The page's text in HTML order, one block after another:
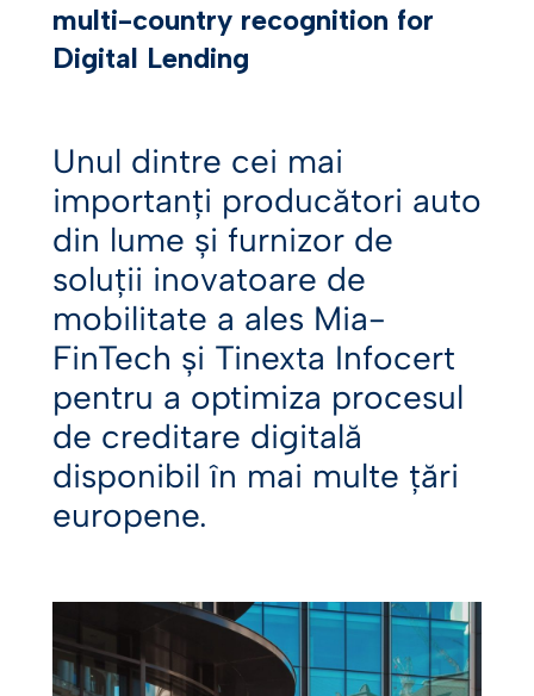
Conformitate deplină cu
reglementările europene în
materie de credit
Flexibilitate, compunere și
evolutivitate
multi-country recognition for
Digital Lending
Unul dintre cei mai
importanți producători auto
din lume și furnizor de
soluții inovatoare de
mobilitate a ales Mia-
FinTech și Tinexta Infocert
pentru a optimiza procesul
de creditare digitală
disponibil în mai multe țări
europene.